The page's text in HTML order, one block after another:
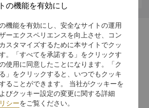
Road, East Side Railway
の機能を有効にし
機能を有効にし、安全なサイトの運用
ーエクスペリエンスを向上させ、コン
スタマイズするために本サイトでクッ
。「すべてを承諾する」をクリックす
使用に同意したことになります。「ク
」をクリックすると、いつでもクッキ
ることができます。 当社がクッキーを
びクッキー設定の変更に関する詳細
シーをご覧ください。